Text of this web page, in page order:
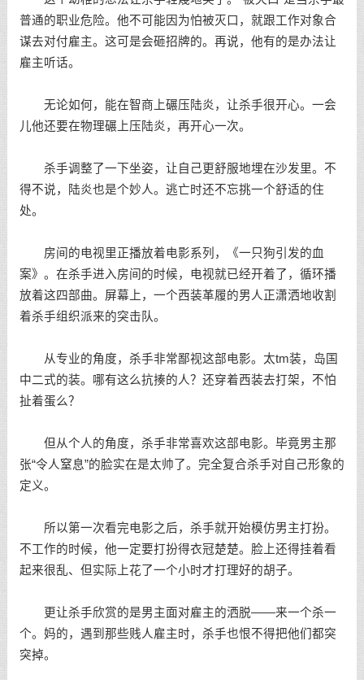
普通的职业危险。他不可能因为怕被灭口，就跟工作对象合
谋去对付雇主。这可是会砸招牌的。再说，他有的是办法让
雇主听话。
无论如何，能在智商上碾压陆炎，让杀手很开心。一会
儿他还要在物理碾上压陆炎，再开心一次。
杀手调整了一下坐姿，让自己更舒服地埋在沙发里。不
得不说，陆炎也是个妙人。逃亡时还不忘挑一个舒适的住
处。
房间的电视里正播放着电影系列，《一只狗引发的血
案》。在杀手进入房间的时候，电视就已经开着了，循环播
放着这四部曲。屏幕上，一个西装革履的男人正潇洒地收割
着杀手组织派来的突击队。
从专业的角度，杀手非常鄙视这部电影。太tm装，岛国
中二式的装。哪有这么抗揍的人？还穿着西装去打架，不怕
扯着蛋么？
但从个人的角度，杀手非常喜欢这部电影。毕竟男主那
张“令人窒息”的脸实在是太帅了。完全复合杀手对自己形象的
定义。
所以第一次看完电影之后，杀手就开始模仿男主打扮。
不工作的时候，他一定要打扮得衣冠楚楚。脸上还得挂着看
起来很乱、但实际上花了一个小时才打理好的胡子。
更让杀手欣赏的是男主面对雇主的洒脱——来一个杀一
个。妈的，遇到那些贱人雇主时，杀手也恨不得把他们都突
突掉。